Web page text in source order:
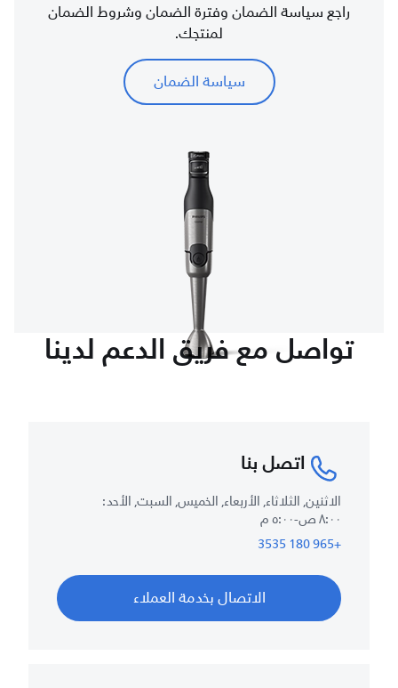
راجع سياسة الضمان وفترة الضمان وشروط الضمان
لمنتجك.
سياسة الضمان
تواصل مع فريق الدعم لدينا
اتصل بنا
الاثنين, الثلاثاء, الأربعاء, الخميس, السبت, الأحد :
٨:٠٠ ص-٥:٠٠ م
+965 180 3535
الاتصال بخدمة العملاء